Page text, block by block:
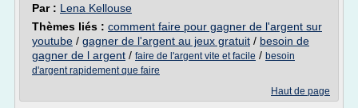
Par : Lena Kellouse
Thèmes liés : comment faire pour gagner de l'argent sur
youtube / gagner de l'argent au jeux gratuit / besoin de
gagner de l argent / faire de l'argent vite et facile / besoin
d'argent rapidement que faire
Haut de page